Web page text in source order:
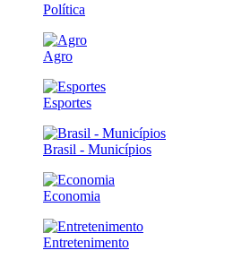
Política
Agro
Esportes
Brasil - Municípios
Economia
Entretenimento